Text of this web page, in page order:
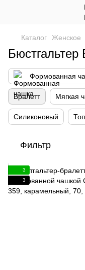
Каталог Женское
Бюстгальтер
Формованная
Бралетт Мягкая
Силиконовый Топ
Фильтр
3
3